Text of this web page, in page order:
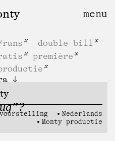
double bill
première
voorstelling
Nederlands
Monty productie